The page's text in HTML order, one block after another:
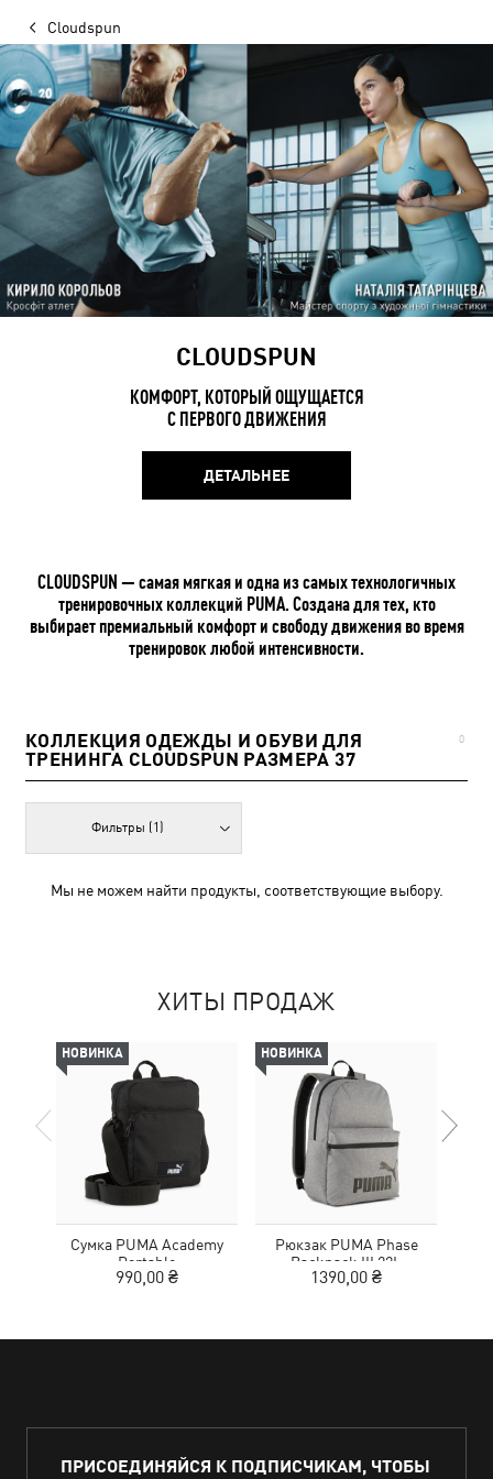
Cloudspun
CLOUDSPUN
КОМФОРТ, КОТОРЫЙ ОЩУЩАЕТСЯ
С ПЕРВОГО ДВИЖЕНИЯ
ДЕТАЛЬНЕЕ
CLOUDSPUN — самая мягкая и одна из самых технологичных
тренировочных коллекций PUMA. Создана для тех, кто
выбирает премиальный комфорт и свободу движения во время
тренировок любой интенсивности.
КОЛЛЕКЦИЯ ОДЕЖДЫ И ОБУВИ ДЛЯ
ТРЕНИНГА CLOUDSPUN РАЗМЕРА 37
0
Фильтры (1)
Мы не можем найти продукты, соответствующие выбору.
ХИТЫ ПРОДАЖ
НОВИНКА
Сумка PUMA Academy
Portable
990,00 ₴
НОВИНКА
Рюкзак PUMA Phase
Backpack III 22L
1390,00 ₴
ПРИСОЕДИНЯЙСЯ К ПОДПИСЧИКАМ, ЧТОБЫ